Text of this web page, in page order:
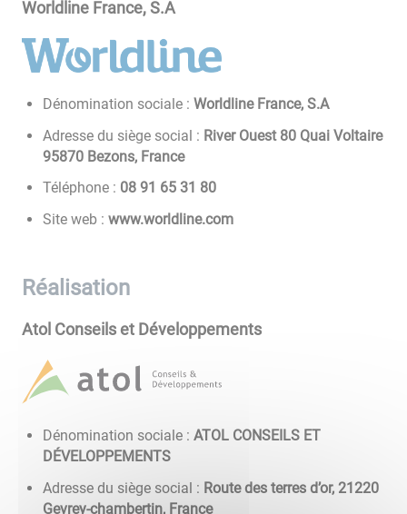
Worldline France, S.A
Dénomination sociale :Worldline France, S.A
Adresse du siège social : River Ouest 80 Quai Voltaire
95870 Bezons, France
Téléphone : 08 13 56 19 80
Site web : www.worldline.com
Réalisation
Atol Conseils et Développements
Dénomination sociale :ATOL CONSEILS ET
DÉVELOPPEMENTS
Adresse du siège social : Route des terres d’or, 21220
Gevrey-chambertin, France